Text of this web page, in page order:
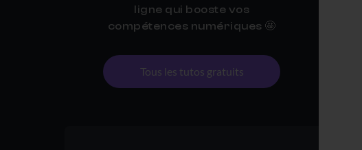
ligne qui booste vos
compétences numériques 🤩
Tous les tutos gratuits